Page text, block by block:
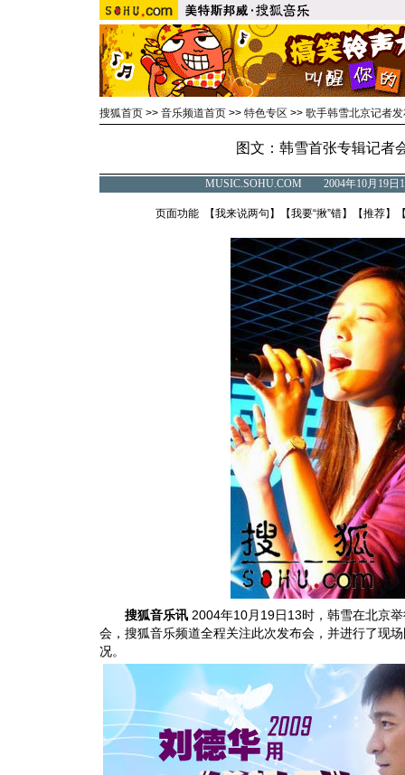
搜狐首页 >> 音乐频道首页 >> 特色专区 >> 歌手韩雪北京记者
图文：韩雪首张专辑记者
MUSIC.SOHU.COM 2004年10月19
页面功能 【我来说两句 】【我要“揪”错】【推荐】
搜狐音乐讯 2004年10月19日13时，韩雪在北京
会，搜狐音乐频道全程关注此次发布会，并进行了现
况。